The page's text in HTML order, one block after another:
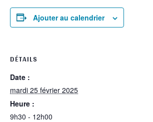
Ajouter au calendrier
DÉTAILS
Date :
mardi 25 février 2025
Heure :
9h30 - 12h00